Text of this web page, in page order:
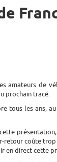
amateurs de
prochain tracé.
tous les ans,
retour coûte
en direct cette